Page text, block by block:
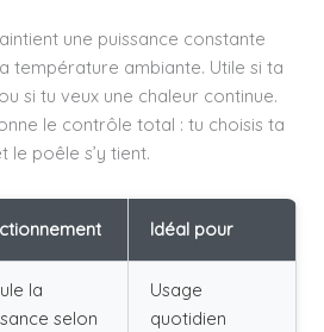
une puissance constante
température ambiante. Utile si ta
si tu veux une chaleur continue.
le contrôle total : tu choisis ta
le poêle s’y tient.
Idéal pour
la
selon
Usage
quotidien